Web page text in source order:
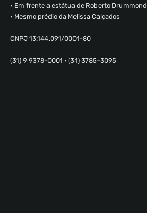
• Em frente a estátua de Roberto Drummond
• Mesmo prédio da Melissa Calçados
CNPJ 13.144.091/0001-80
(31) 9 9378-0001 • (31) 3785-3095